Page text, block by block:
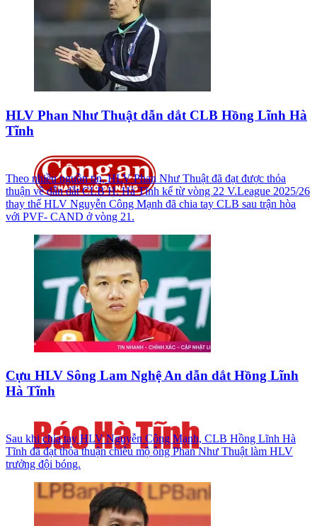
HLV Phan Như Thuật dẫn dắt CLB Hồng Lĩnh Hà
Tĩnh
Theo nhiều nguồn tin, HLV Phan Như Thuật đã đạt được thỏa
thuận về dẫn dắt CLB H. Hà Tĩnh kể từ vòng 22 V.League 2025/26
thay thế HLV Nguyễn Công Mạnh đã chia tay CLB sau trận hòa
với PVF- CAND ở vòng 21.
Cựu HLV Sông Lam Nghệ An dẫn dắt Hồng Lĩnh
Hà Tĩnh
Sau khi chia tay HLV Nguyễn Công Mạnh, CLB Hồng Lĩnh Hà
Tĩnh đã đạt thỏa thuận chiêu mộ ông Phan Như Thuật làm HLV
trưởng đội bóng.